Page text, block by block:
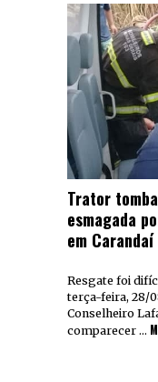
Trator
esmagada
em Carandaí
Resgate foi
terça-feira, 28/
Conselheiro
comparecer …